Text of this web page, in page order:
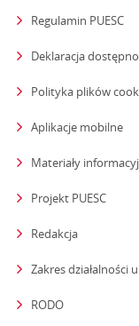
Regulamin PUESC
Deklaracja
Polityka plików
Aplikacje mobilne
Materiały
Projekt PUESC
Redakcja
Zakres działalności
RODO